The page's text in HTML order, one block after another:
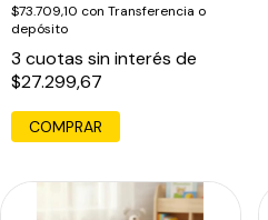
$73.709,10 con Transferencia o
depósito
3 cuotas sin interés de
$27.299,67
COMPRAR